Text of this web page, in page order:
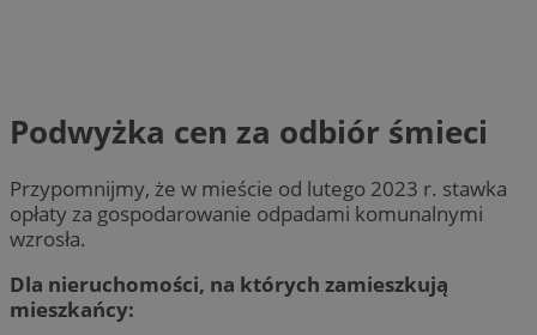
Podwyżka cen za odbiór śmieci
Przypomnijmy, że w mieście od lutego 2023 r. stawka
opłaty za gospodarowanie odpadami komunalnymi
wzrosła.
Dla nieruchomości, na których zamieszkują
mieszkańcy: